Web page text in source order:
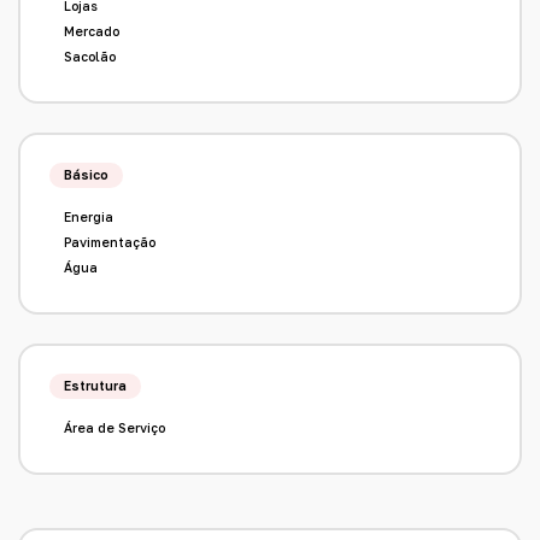
Lojas
Mercado
Sacolão
Básico
Energia
Pavimentação
Água
Estrutura
Área de Serviço